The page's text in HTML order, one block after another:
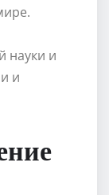
науки и
и